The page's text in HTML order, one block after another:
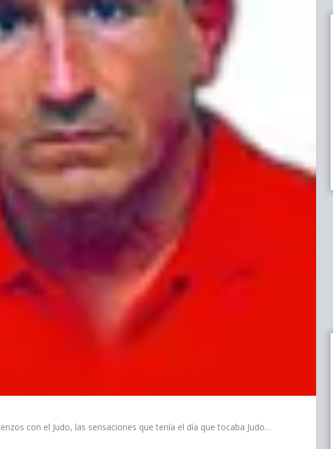
con el Judo, las sensaciones que tenía el día que tocaba Judo…